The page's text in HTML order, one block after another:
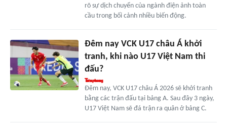
rõ sự dịch chuyển của ngành điện ảnh toàn
cầu trong bối cảnh nhiều biến động.
Đêm nay VCK U17 châu Á khởi
tranh, khi nào U17 Việt Nam thi
đấu?
Đêm nay, VCK U17 châu Á 2026 sẽ khởi tranh
bằng các trận đấu tại bảng A. Sau đây 3 ngày,
U17 Việt Nam sẽ đá trận ra quân ở bảng C.